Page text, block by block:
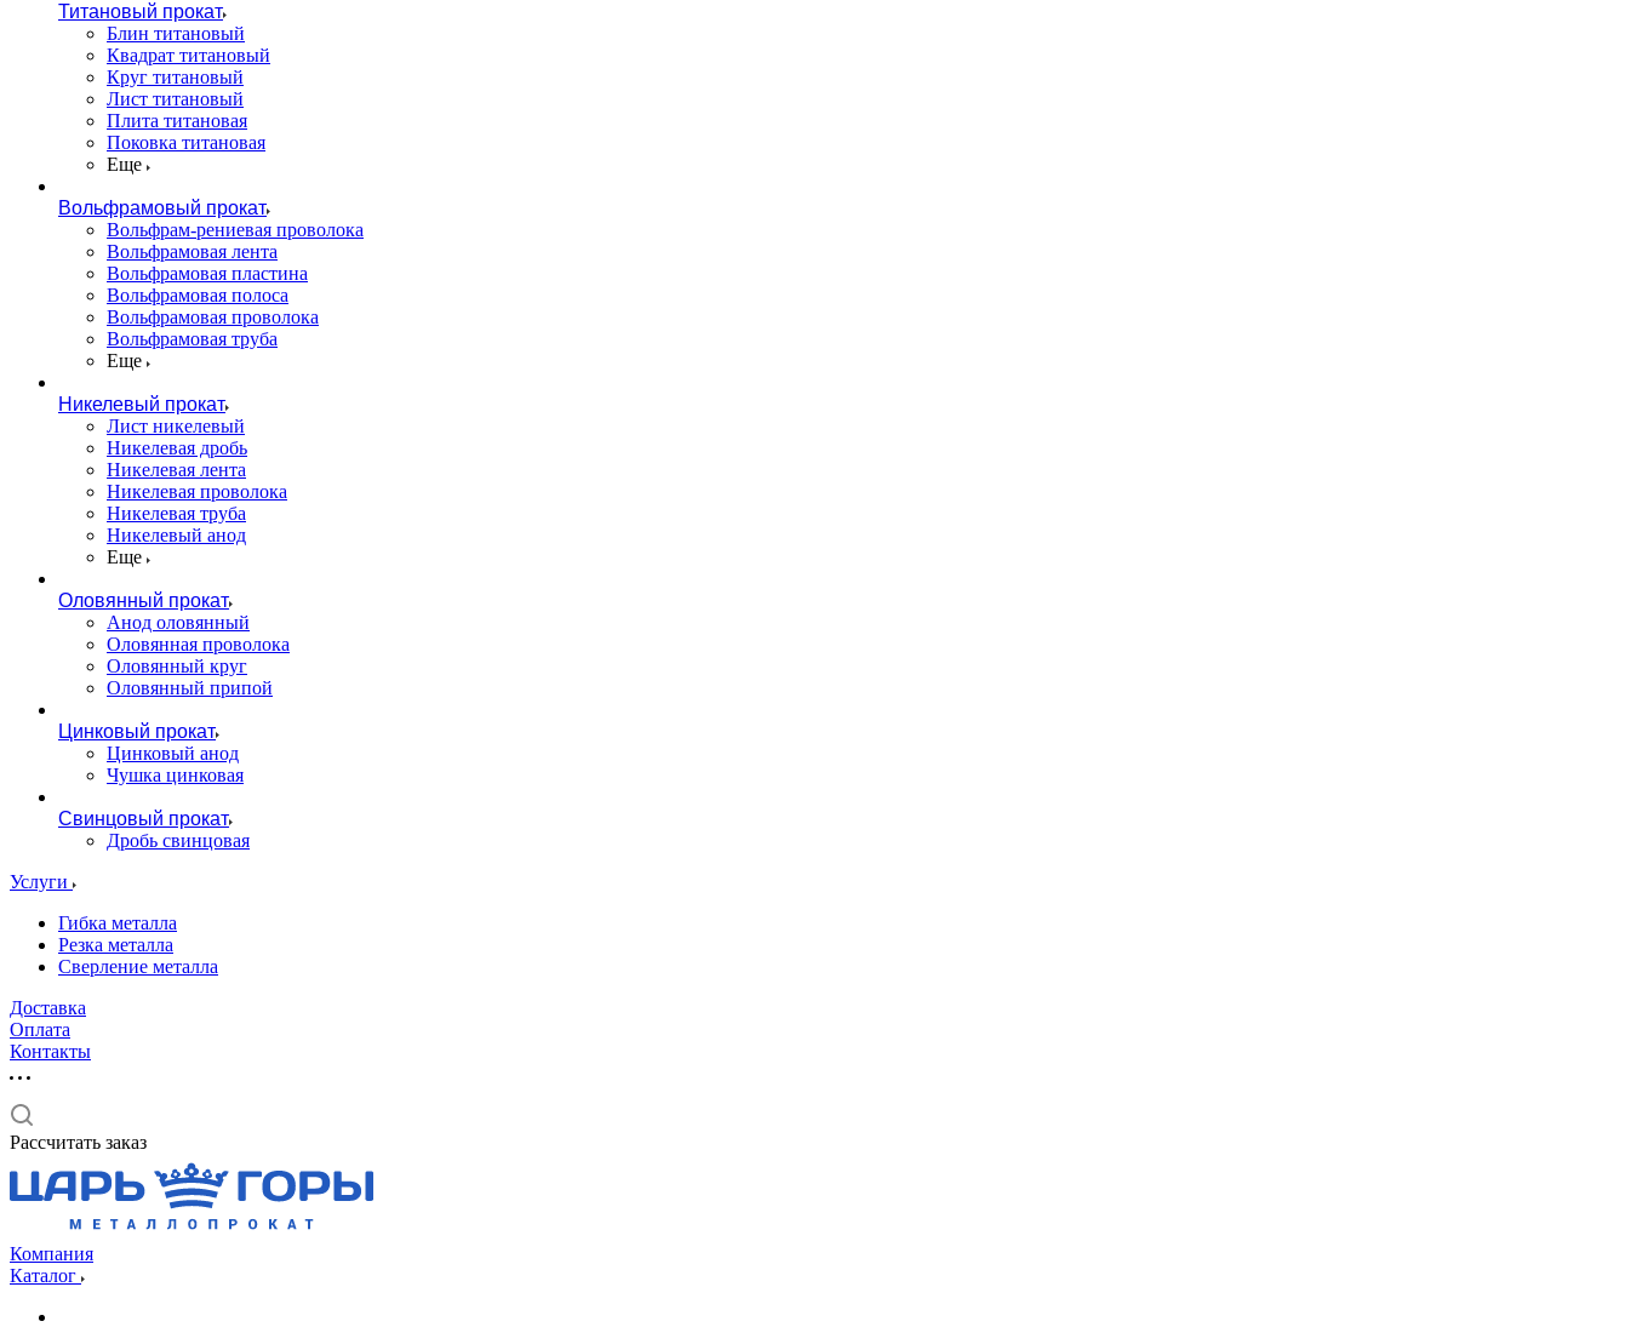
Титановый прокат
Блин титановый
Квадрат титановый
Круг титановый
Лист титановый
Плита титановая
Поковка титановая
Еще
Вольфрамовый прокат
Вольфрам-рениевая проволока
Вольфрамовая лента
Вольфрамовая пластина
Вольфрамовая полоса
Вольфрамовая проволока
Вольфрамовая труба
Еще
Никелевый прокат
Лист никелевый
Никелевая дробь
Никелевая лента
Никелевая проволока
Никелевая труба
Никелевый анод
Еще
Оловянный прокат
Анод оловянный
Оловянная проволока
Оловянный круг
Оловянный припой
Цинковый прокат
Цинковый анод
Чушка цинковая
Свинцовый прокат
Дробь свинцовая
Услуги
Гибка металла
Резка металла
Сверление металла
Доставка
Оплата
Контакты
Рассчитать заказ
Компания
Каталог